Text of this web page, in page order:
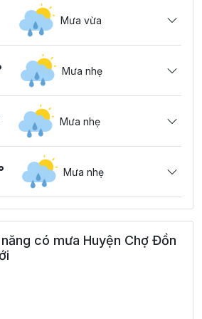
Mưa vừa
Mưa nhẹ
Mưa nhẹ
Mưa nhẹ
có mưa Huyện Chợ Đồn